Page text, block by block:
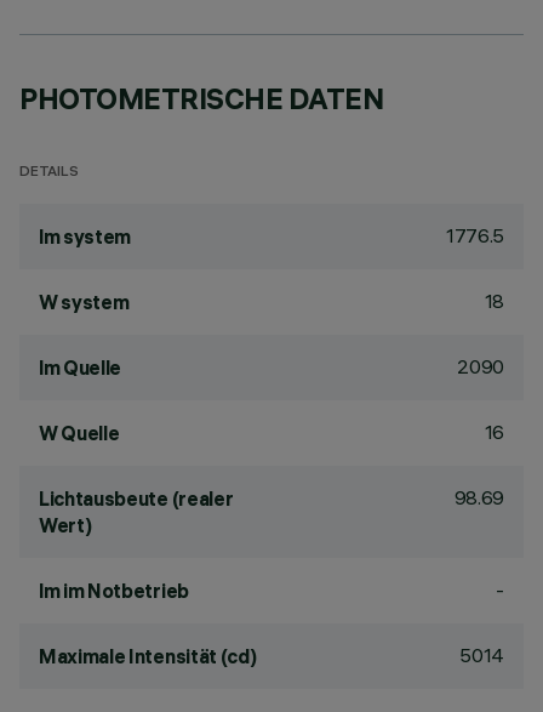
PHOTOMETRISCHE DATEN
DETAILS
lm system 1776.5
W system 18
lm Quelle 2090
W Quelle 16
Lichtausbeute (realer
Wert)
98.69
lm im Notbetrieb -
Maximale Intensität (cd) 5014